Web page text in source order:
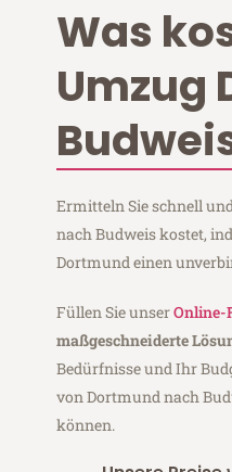
Was
Umzug
Ermitteln Sie schnell
nach Budweis kostet,
Dortmund einen
Füllen Sie unser
maßgeschneiderte
Bedürfnisse und Ihr
von Dortmund nach
können.